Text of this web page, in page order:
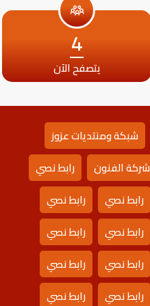
4
يتصفح الآن
شبكة ومنتديات عزوز
شركة الفنون
رابط نصي
رابط نصي
رابط نصي
رابط نصي
رابط نصي
رابط نصي
رابط نصي
رابط نصي رابط نصي